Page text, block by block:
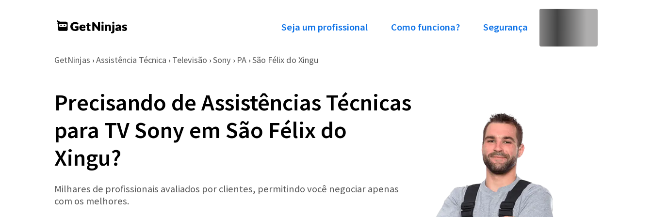
Seja um profissional Como funciona? Segurança
GetNinjas › Assistência Técnica › Televisão › Sony › PA › São Félix do Xingu
Precisando de Assistências Técnicas
para TV Sony em São Félix do
Xingu?
Milhares de profissionais avaliados por clientes, permitindo você negociar apenas
com os melhores.